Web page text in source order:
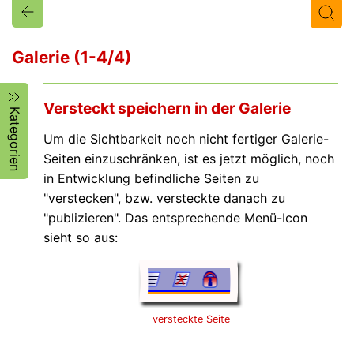
Galerie (1-4/4)
Kategorien Versteckt speichern in der Galerie
Um die Sichtbarkeit noch nicht fertiger Galerie-
Seiten einzuschränken, ist es jetzt möglich, noch
in Entwicklung befindliche Seiten zu
"verstecken", bzw. versteckte danach zu
"publizieren". Das entsprechende Menü-Icon
sieht so aus:
versteckte Seite